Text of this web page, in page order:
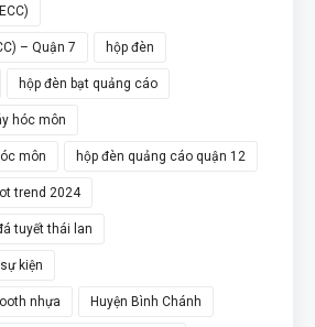
– Quận 7 hộp đèn
hộp đèn bạt quảng cáo
hóc môn
môn hộp đèn quảng cáo quận 12
trend 2024
tuyết thái lan
kiện
nhựa Huyện Bình Chánh